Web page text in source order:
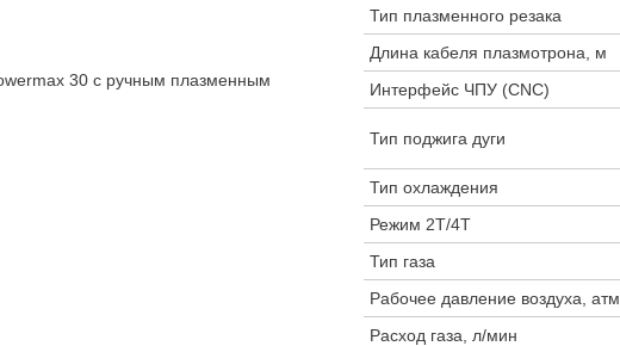
30 с ручным плазменным
Тип плазменного резака
Длина кабеля плазмотрона, м
Интерфейс ЧПУ (CNC)
Тип поджига дуги
Тип охлаждения
Режим 2Т/4Т
Тип газа
Рабочее давление воздуха, атм
Расход газа, л/мин